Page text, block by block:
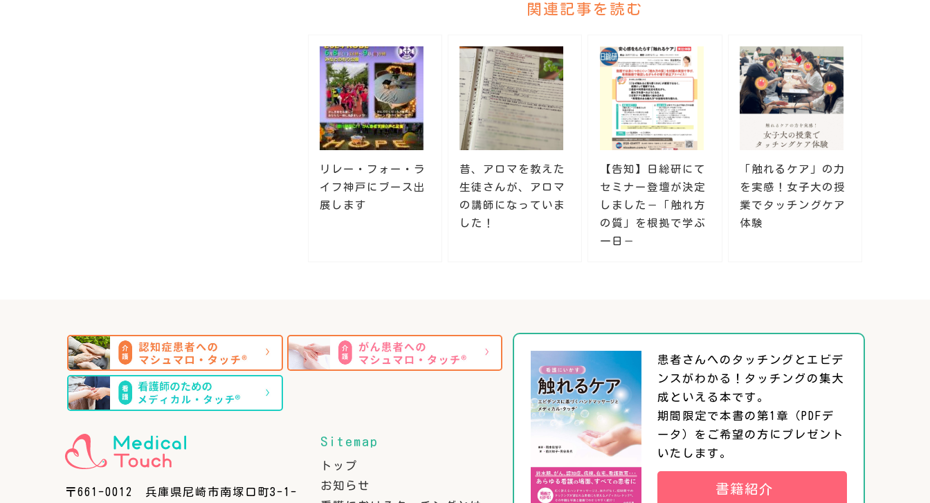
関連記事を読む
リレー・フォー・ラ
イフ神戸にブース出
展します
昔、アロマを教えた
生徒さんが、アロマ
の講師になっていま
した！
【告知】日総研にて
セミナー登壇が決定
しました－「触れ方
の質」を根拠で学ぶ
一日－
「触れるケア」の力
を実感！女子大の授
業でタッチングケア
体験
〒661-0012 兵庫県尼崎市南塚口町3-1-
Sitemap
トップ
お知らせ
患者さんへのタッチングとエビデ
ンスがわかる！タッチングの集大
成といえる本です。
期間限定で本書の第1章（PDFデ
ータ）をご希望の方にプレゼント
いたします。
書籍紹介